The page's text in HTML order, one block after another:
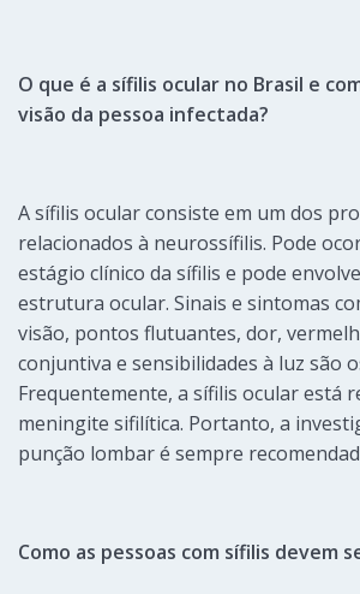
O que é a sífilis ocular no Brasil e
visão da pessoa infectada?
A sífilis ocular consiste em um dos
relacionados à neurossífilis. Pode
estágio clínico da sífilis e pode
estrutura ocular. Sinais e sintomas
visão, pontos flutuantes, dor,
conjuntiva e sensibilidades à luz são
Frequentemente, a sífilis ocular está
meningite sifilítica. Portanto, a
punção lombar é sempre
Como as pessoas com sífilis devem